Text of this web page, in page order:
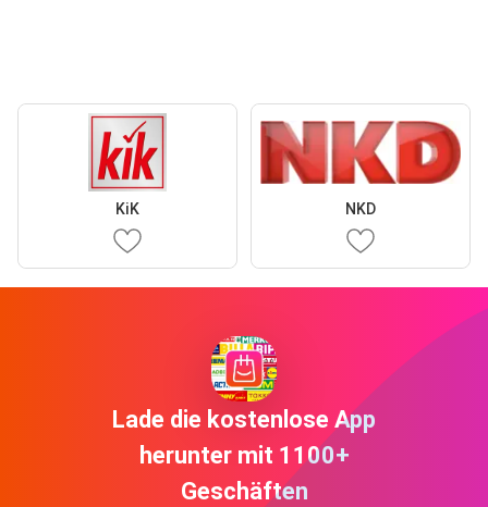
KiK NKD
Lade die kostenlose App
herunter mit 1100+
Geschäften